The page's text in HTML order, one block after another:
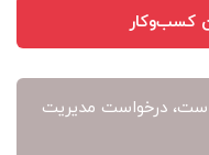
کسب‌وکار
درخواست مدیریت